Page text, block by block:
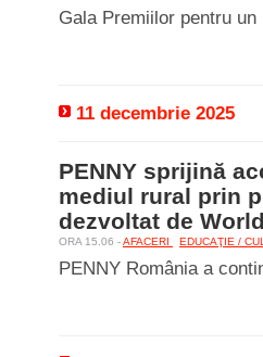
Gala Premiilor pentru
11 decembrie 2025
PENNY sprijină
mediul rural prin
dezvoltat de
ORA 15.06 -AFACERI EDUCAŢIE /
PENNY România a